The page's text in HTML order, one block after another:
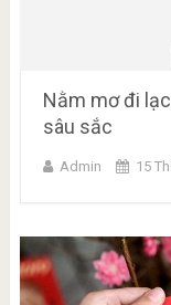
Nằm mơ đi
sâu sắc
Admin 15